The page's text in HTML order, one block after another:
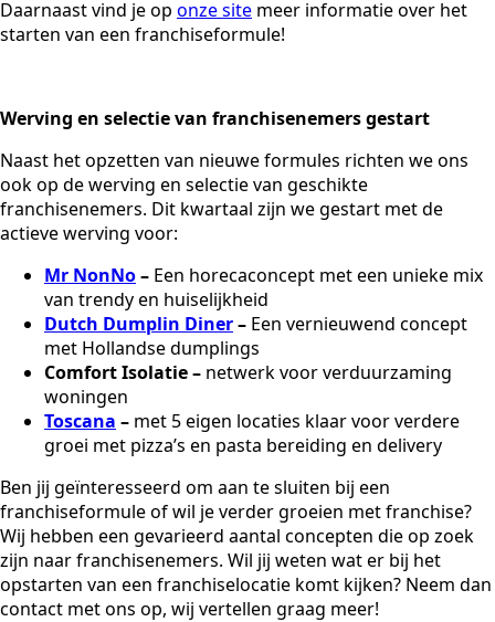
Daarnaast vind je op onze site meer informatie over het
starten van een franchiseformule!
Werving en selectie van franchisenemers gestart
Naast het opzetten van nieuwe formules richten we ons
ook op de werving en selectie van geschikte
franchisenemers. Dit kwartaal zijn we gestart met de
actieve werving voor:
Mr NonNo– Een horecaconcept met een unieke mix
van trendy en huiselijkheid
Dutch Dumplin Diner– Een vernieuwend concept
met Hollandse dumplings
Comfort Isolatie – netwerk voor verduurzaming
woningen
Toscana – met 5 eigen locaties klaar voor verdere
groei met pizza’s en pasta bereiding en delivery
Ben jij geïnteresseerd om aan te sluiten bij een
franchiseformule of wil je verder groeien met franchise?
Wij hebben een gevarieerd aantal concepten die op zoek
zijn naar franchisenemers. Wil jij weten wat er bij het
opstarten van een franchiselocatie komt kijken? Neem dan
contact met ons op, wij vertellen graag meer!